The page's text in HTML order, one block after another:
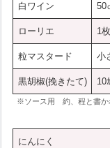
白ワイン 50
ローリエ 1枚
粒マスタード 小
黒胡椒(挽きたて) 10
※ソース用 約、程と書か
にんにく